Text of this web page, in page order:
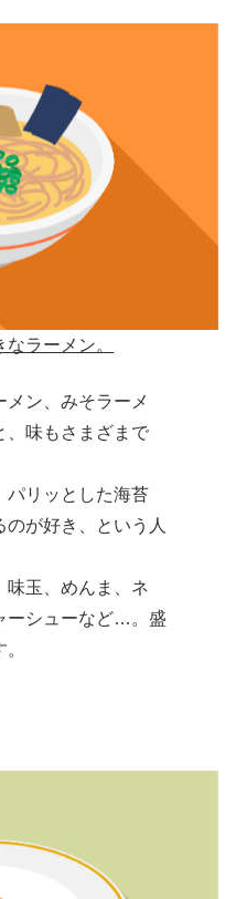
ラーメン。
メン、みそラーメ
味もさまざまで
パリッとした海苔
が好き、という人
味玉、めんま、ネ
ーシューなど…。盛